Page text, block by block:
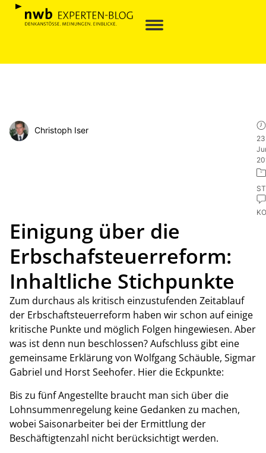
Christoph Iser
Einigung über die
Erbschafsteuerreform:
Inhaltliche Stichpunkte
Zum durchaus als kritisch einzustufenden Zeitablauf
der Erbschaftsteuerreform haben wir schon auf einige
kritische Punkte und möglich Folgen hingewiesen. Aber
was ist denn nun beschlossen? Aufschluss gibt eine
gemeinsame Erklärung von Wolfgang Schäuble, Sigmar
Gabriel und Horst Seehofer. Hier die Eckpunkte:
Bis zu fünf Angestellte braucht man sich über die
Lohnsummenregelung keine Gedanken zu machen,
wobei Saisonarbeiter bei der Ermittlung der
Beschäftigtenzahl nicht berücksichtigt werden.